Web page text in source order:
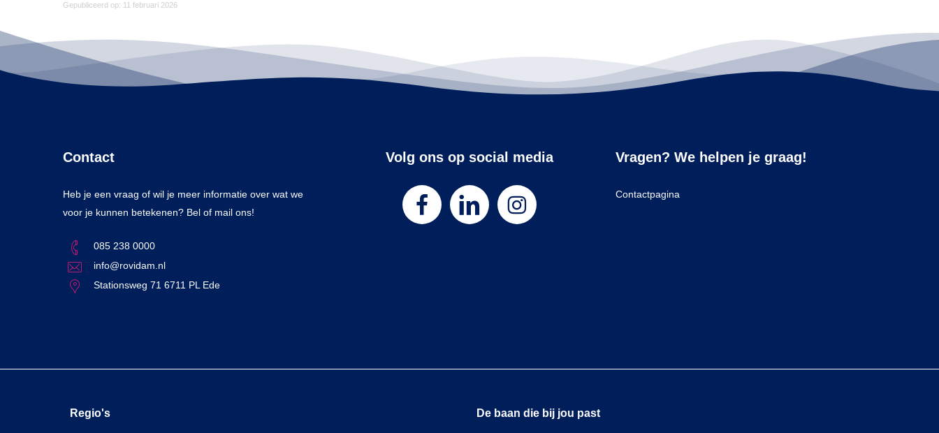
Gepubliceerd op: 11 februari 2026
Contact
Heb je een vraag of wil je meer informatie over wat we
voor je kunnen betekenen? Bel of mail ons!
085 238 0000
info@rovidam.nl
Stationsweg 71 6711 PL Ede
Volg ons op social media Vragen? We helpen je graag!
Contactpagina
Regio's De baan die bij jou past